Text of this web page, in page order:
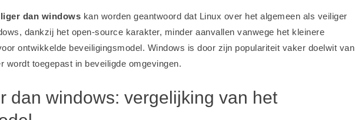
dan windows kan worden geantwoord dat Linux over het algemeen als veiliger
dankzij het open-source karakter, minder aanvallen vanwege het kleinere
ontwikkelde beveiligingsmodel. Windows is door zijn populariteit vaker doelwit van
wordt toegepast in beveiligde omgevingen.
dan windows: vergelijking van het